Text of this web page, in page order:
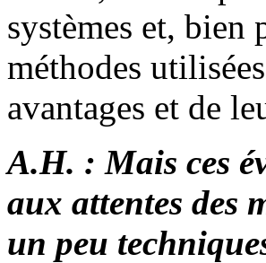
systèmes et, bien
méthodes
avantages et de
A.H. : Mais ces
aux attentes des
un peu